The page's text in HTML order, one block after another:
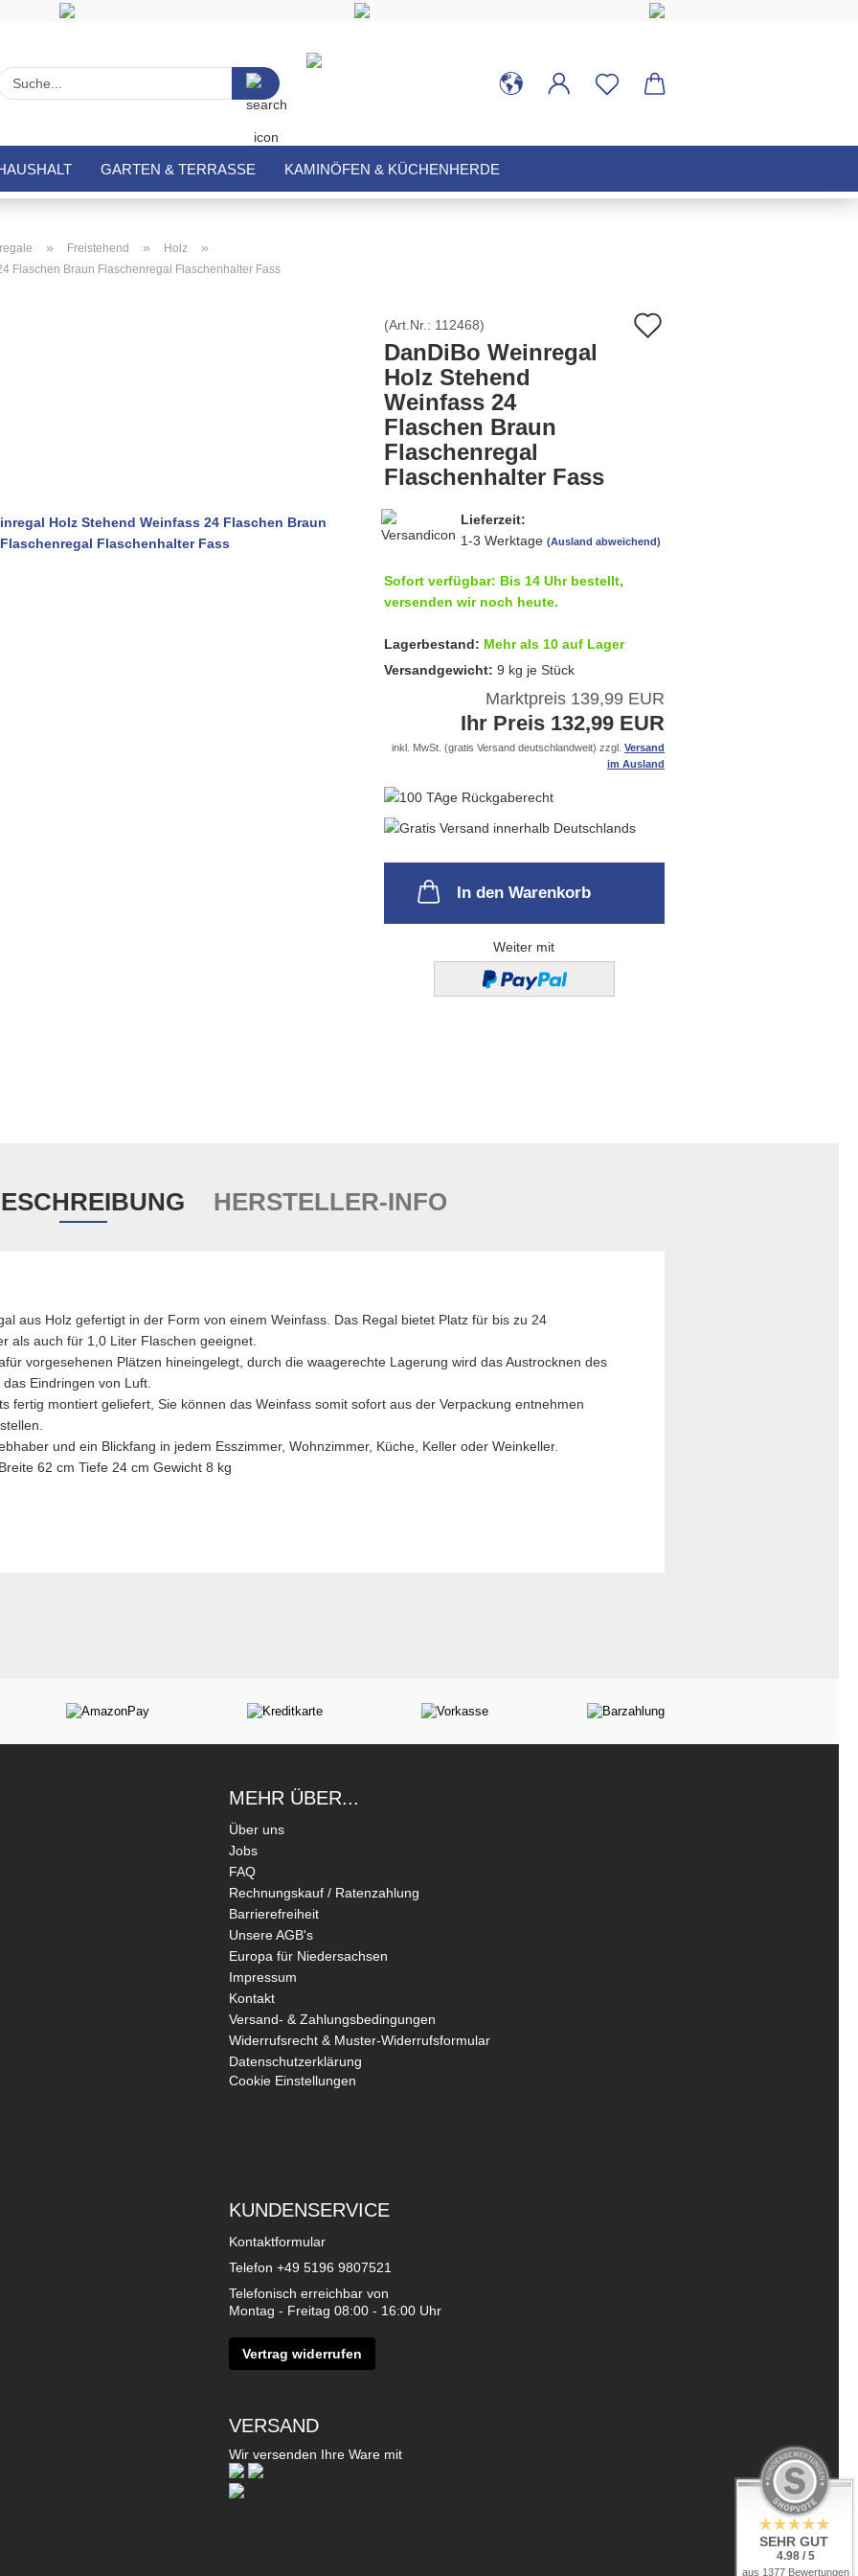
Suche...
GARTEN & TERRASSE KAMINÖFEN & KÜCHENHERDE
» Freistehend » Holz »
Flaschen Braun Flaschenregal Flaschenhalter Fass
(Art.Nr.: 112468)
DanDiBo Weinregal
Holz Stehend
Weinfass 24
Flaschen Braun
Flaschenregal
Flaschenhalter Fass
Lieferzeit:
1-3 Werktage (Ausland abweichend)
Sofort verfügbar: Bis 14 Uhr bestellt,
versenden wir noch heute.
Lagerbestand: Mehr als 10 auf Lager
Versandgewicht: 9 kg je Stück
Marktpreis 139,99 EUR
Ihr Preis 132,99 EUR
inkl. MwSt. (gratis Versand deutschlandweit) zzgl. Versand
im Ausland
In den Warenkorb
Weiter mit
HERSTELLER-INFO
aus Holz gefertigt in der Form von einem Weinfass. Das Regal bietet Platz für bis zu 24
als auch für 1,0 Liter Flaschen geeignet.
vorgesehenen Plätzen hineingelegt, durch die waagerechte Lagerung wird das Austrocknen des
Eindringen von Luft.
fertig montiert geliefert, Sie können das Weinfass somit sofort aus der Verpackung entnehmen
und ein Blickfang in jedem Esszimmer, Wohnzimmer, Küche, Keller oder Weinkeller.
62 cm Tiefe 24 cm Gewicht 8 kg
MEHR ÜBER...
Über uns
Jobs
FAQ
Rechnungskauf / Ratenzahlung
Barrierefreiheit
Unsere AGB's
Europa für Niedersachsen
Impressum
Kontakt
Versand- & Zahlungsbedingungen
Widerrufsrecht & Muster-Widerrufsformular
Datenschutzerklärung
Cookie Einstellungen
KUNDENSERVICE
Kontaktformular
Telefon +49 5196 9807521
Telefonisch erreichbar von
Montag - Freitag 08:00 - 16:00 Uhr
Vertrag widerrufen
VERSAND
Wir versenden Ihre Ware mit
SEHR GUT
4.98 / 5
aus 1377 Bewertungen